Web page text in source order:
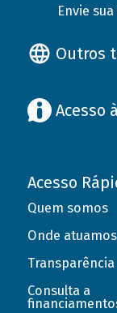
Envie
Outros
Acesso
Acesso
Quem somos
Onde atuamos
Transparência
Consulta a